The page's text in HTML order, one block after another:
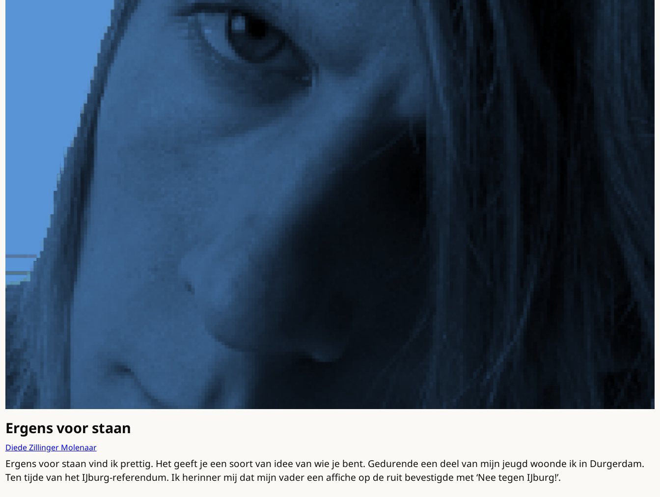
Ergens voor staan
Diede Zillinger Molenaar
Ergens voor staan vind ik prettig. Het geeft je een soort van idee van wie je bent. Gedurende een deel van mijn jeugd woonde ik in Durgerdam.
Ten tijde van het IJburg-referendum. Ik herinner mij dat mijn vader een affiche op de ruit bevestigde met ‘Nee tegen IJburg!’.